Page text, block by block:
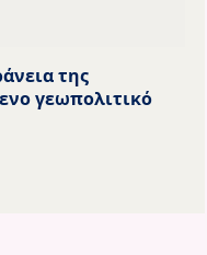
της
γεωπολιτικό